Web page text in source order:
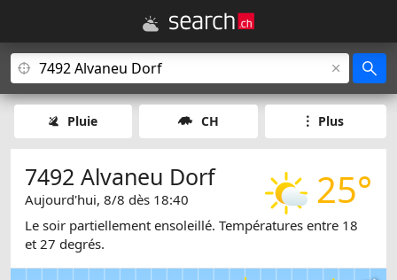
Pluie CH Plus
25°
7492 Alvaneu Dorf
Aujourd'hui, 8/8 dès 18:40
Le soir partiellement ensoleillé. Températures entre 18
et 27 degrés.